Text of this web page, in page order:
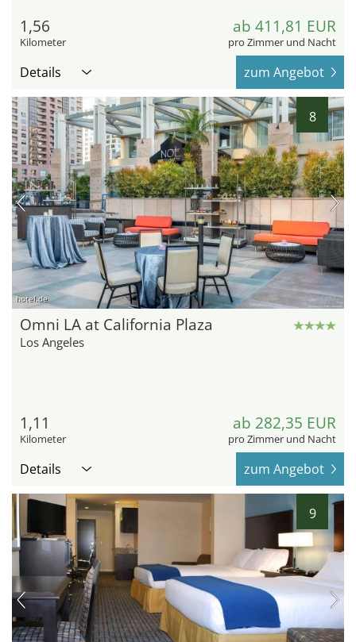
1,56
Kilometer
ab 411,81 EUR
pro Zimmer und Nacht
Details zum Angebot
8
hotel.de
Omni LA at California Plaza
Los Angeles
1,11
Kilometer
ab 282,35 EUR
pro Zimmer und Nacht
Details zum Angebot
9